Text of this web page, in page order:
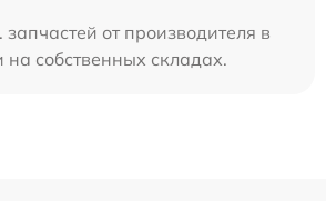
от производителя в
на собственных складах.